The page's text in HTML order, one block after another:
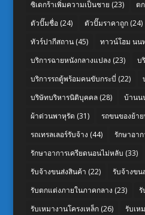
ซิเดกร้าเพิ่มความเป็นชาย (23) ต
ตัวปั๊มชื่อ(24) ตัวปั๊มราคาถูก(24)
ทัวร์ปากีสถาน(45) ทาวน์โฮม นน
บริการฉายหนังกลางแปลง (23) บ
บริการรถตู้พร้อมคนขับกระบี่ (22)
บริษัทบริหารนิติบุคคล(28) บ้านน
ผ้าต่วนพาหุรัด (31) รถขนของย้า
รถเทรลเลอร์รับจ้าง (44) รักษาอา
รักษาอาการเครียดนอนไม่หลับ (33)
รับจ้างขนส่งสินค้า (22) รับจ้างขน
รับตกแต่งภายในภาคกลาง (23)
รับเหมางานโครงเหล็ก(26) รับเห